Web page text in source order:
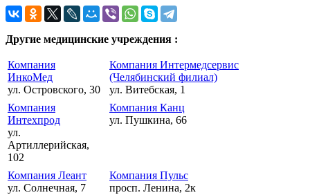
Другие медицинские учреждения :
Компания
ИнкоМед
ул. Островского, 30
Компания Интермедсервис
(Челябинский филиал)
ул. Витебская, 1
Компания
Интехпрод
ул.
Артиллерийская,
102
Компания Канц
ул. Пушкина, 66
Компания Леант
ул. Солнечная, 7
Компания Пульс
просп. Ленина, 2к